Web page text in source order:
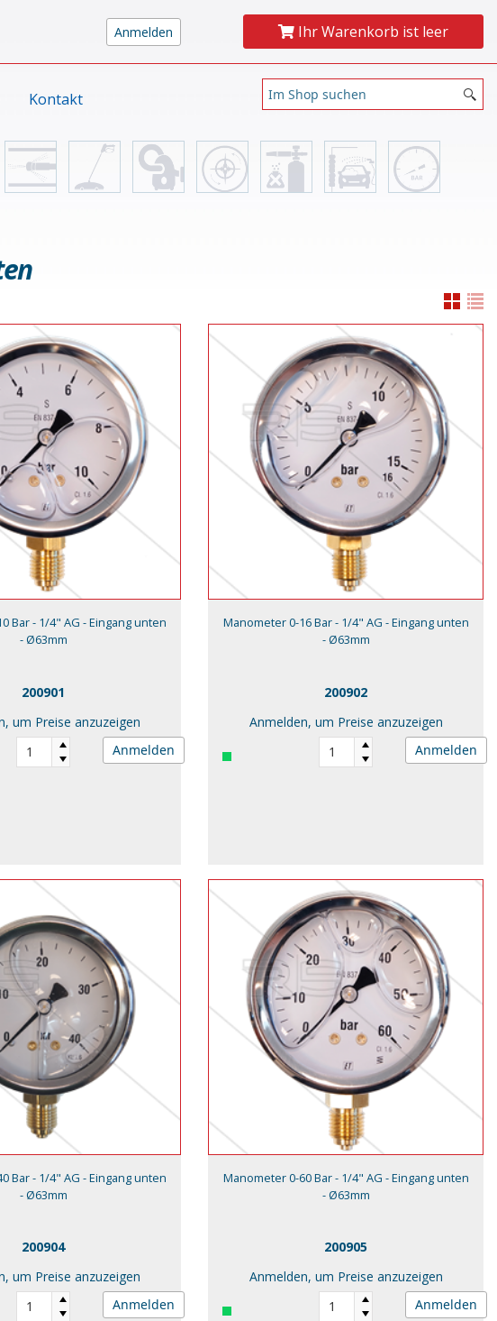
Ihr Warenkorb ist leer
Kontakt
Bar - 1/4" AG - Eingang unten
- Ø63mm
200901
um Preise anzuzeigen
Anmelden
Manometer 0-16 Bar - 1/4" AG - Eingang unten
- Ø63mm
200902
Anmelden, um Preise anzuzeigen
Anmelden
Bar - 1/4" AG - Eingang unten
- Ø63mm
200904
um Preise anzuzeigen
Anmelden
Manometer 0-60 Bar - 1/4" AG - Eingang unten
- Ø63mm
200905
Anmelden, um Preise anzuzeigen
Anmelden